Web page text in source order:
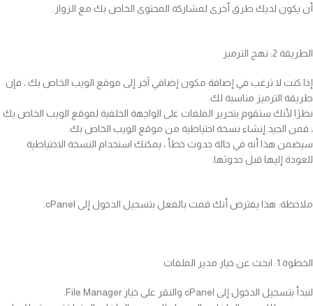
أن يكون لديك طرق أخرى لمشاركة المحتوى الخاص بك مع الزوار.
الطريقة 2: نهج الترميز
إذا كنت لا ترغب في إضافة مكون إضافي آخر إلى موقع الويب الخاص بك ، فإن
طريقة الترميز مناسبة لك.
نظرًا لأنك ستقوم بتحرير الملفات على الواجهة الخلفية لموقع الويب الخاص بك
، فمن الجيد إنشاء نسخة احتياطية من موقع الويب الخاص بك.
سيضمن هذا أنه في حالة حدوث خطأ ، يمكنك استخدام النسخة الاحتياطية
للعودة إليها قبل حدوثها.
ملاحظة: هذا يفترض أنك قمت بالفعل بتسجيل الدخول إلى cPanel.
الخطوة 1: ابحث عن خيار مدير الملفات
لنبدأ بتسجيل الدخول إلى cPanel والنقر على خيار File Manager.